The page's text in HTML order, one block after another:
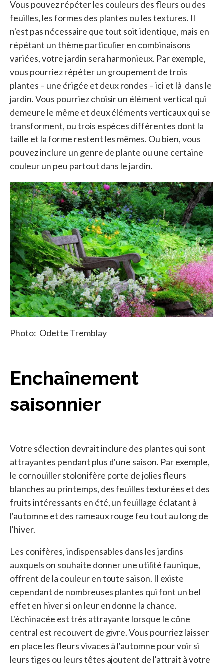
Vous pouvez répéter les couleurs des fleurs ou des
feuilles, les formes des plantes ou les textures. Il
n'est pas nécessaire que tout soit identique, mais en
répétant un thème particulier en combinaisons
variées, votre jardin sera harmonieux. Par exemple,
vous pourriez répéter un groupement de trois
plantes – une érigée et deux rondes – ici et là dans le
jardin. Vous pourriez choisir un élément vertical qui
demeure le même et deux éléments verticaux qui se
transforment, ou trois espèces différentes dont la
taille et la forme restent les mêmes. Ou bien, vous
pouvez inclure un genre de plante ou une certaine
couleur un peu partout dans le jardin.
Photo: Odette Tremblay
Enchaînement
saisonnier
Votre sélection devrait inclure des plantes qui sont
attrayantes pendant plus d'une saison. Par exemple,
le cornouiller stolonifère porte de jolies fleurs
blanches au printemps, des feuilles texturées et des
fruits intéressants en été, un feuillage éclatant à
l'automne et des rameaux rouge feu tout au long de
l'hiver.
Les conifères, indispensables dans les jardins
auxquels on souhaite donner une utilité faunique,
offrent de la couleur en toute saison. Il existe
cependant de nombreuses plantes qui font un bel
effet en hiver si on leur en donne la chance.
L'échinacée est très attrayante lorsque le cône
central est recouvert de givre. Vous pourriez laisser
en place les fleurs vivaces à l'automne pour voir si
leurs tiges ou leurs têtes ajoutent de l'attrait à votre